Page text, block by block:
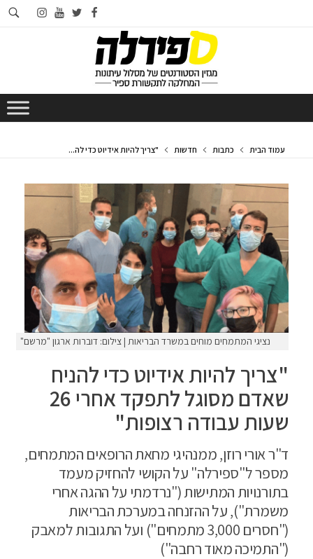
facebook
twitter
youtube
instagram
עמוד הבית כתבות חדשות "צריך להיות אידיוט כדי לה...
נציגי המתמחים מוחים במשרד הבריאות | צילום: דוברות ארגון "מרשם"
"צריך להיות אידיוט כדי להניח
שאדם מסוגל לתפקד אחרי 26
שעות עבודה רצופות"
ד"ר אורי רוזן, ממנהיגי מחאת הרופאים המתמחים,
מספר ל"ספירלה" על הקושי להחזיק מעמד
בתורנויות המתישות ("נרדמתי על ההגה אחרי
משמרת"), על ההזנחה במערכת הבריאות
("חסרים 3,000 מתמחים") ועל התגובות למאבק
("התמיכה מאוד רחבה")